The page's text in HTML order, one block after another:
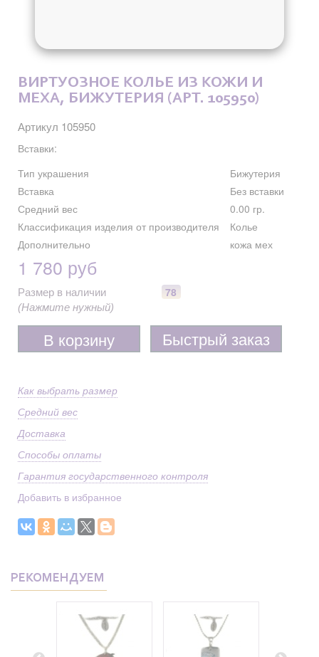
ВИРТУОЗНОЕ КОЛЬЕ ИЗ КОЖИ И
МЕХА, БИЖУТЕРИЯ (АРТ. 105950)
Артикул 105950
Вставки:
Тип украшения
Бижутерия
Вставка
Без вставки
Средний вес
0.00 гр.
Классификация изделия от производителя
Колье
Дополнительно
кожа мех
1 780 руб
Размер в наличии
(Нажмите нужный)
78
В корзину Быстрый заказ
Как выбрать размер
Средний вес
Доставка
Способы оплаты
Гарантия государственного контроля
Добавить в избранное
РЕКОМЕНДУЕМ